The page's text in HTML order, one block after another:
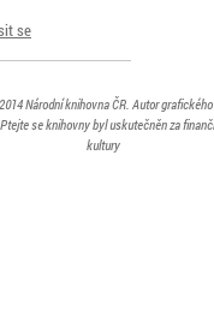
se
Národní knihovna ČR. Autor
se knihovny byl uskutečněn za
kultury